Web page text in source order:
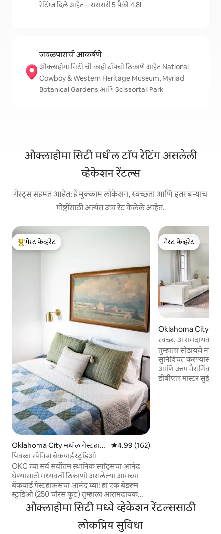
रेटिंग्ज दिले आहेत—सरासरी 5 पैकी 4.8!
जवळपासची आकर्षणे
ओक्लाहोमा सिटी ची काही टॉपची ठिकाणे आहेत National
Cowboy & Western Heritage Museum, Myriad
Botanical Gardens आणि Scissortail Park
ओक्लाहोमा सिटी मधील टॉप रेटिंग असलेली
व्हेकेशन रेंटल्स
गेस्ट्स सहमत आहेत: हे मुक्काम लोकेशन, स्वच्छता आणि इतर बऱ्याच
गोष्टींसाठी अत्यंत उच्च रेट केलेले आहेत.
टॉप गेस्ट फेव्हरेट
गेस्ट फेव्हरेट
Oklahoma City मधील गेस्टहाऊ
स
5 पैकी 4.99 सरासरी रेटिंग, 162 रिव्ह्यूज
4.99 (162)
पिवळा स्पॅनिश बॅकयार्ड स्टुडिओ
OKC च्या सर्व सर्वोत्तम स्थानिक स्पॉट्सचा आनंद
घेण्यासाठी मध्यवर्ती ठिकाणी असलेल्या आमच्या
बॅकयार्ड गेस्टहाऊसचा आनंद घ्या! हा एक बेडरूम
स्टुडिओ (250 चौरस फूट) तुम्हाला आरामदायक
वास्तव्यासाठी आवश्यक असलेल्या सर्व गोष्टींचा
विचार करण्यासाठी विचारपूर्वक डिझाईन केला गेला
आहे - कॉफी, स्नॅक्स, आरामदायक बेडिंग आणि बरेच
गेस्ट फेव्हरेट
गेस्ट फेव्हरेट
Oklahoma City
स
स्वच्छ, आरामदायक
जाता येईल | 2 मास्टर
तुम्हाला सोडायचे
सुनिश्चित करण्यासाठी
आणि उत्तम नैसर्गिक
डीबीएल मास्टर सुईट
ओक्लाहोमा सिटी मध्ये व्हेकेशन रेंटल्ससाठी
लोकप्रिय सुविधा